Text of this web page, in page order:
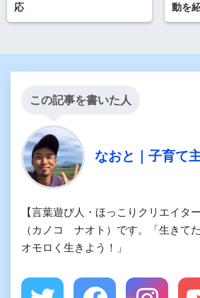
応
動を
この記事を書いた人
なおと｜子育て
【言葉遊び人・ほっこりクリエイ
（カノコ ナオト）です。「生きて
オモロく生きよう！」